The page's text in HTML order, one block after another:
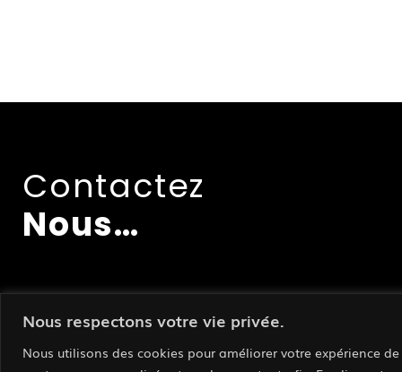
Nous respectons votre vie privée.
Nous utilisons des cookies pour améliorer votre expérience
Contactez
Nous…